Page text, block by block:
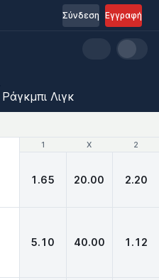
Εγγραφή
Σύνδεση
Ράγκμπι Λιγκ
1 X 2
1 X 2
1.65 20.00 2.20
5.10 40.00 1.12